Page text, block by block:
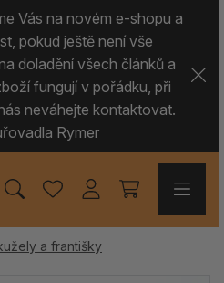
Vás na novém e-shopu a
pokud ještě není vše
doladění všech článků a
fungují v pořádku, při
neváhejte kontaktovat.
Rymer
a františky